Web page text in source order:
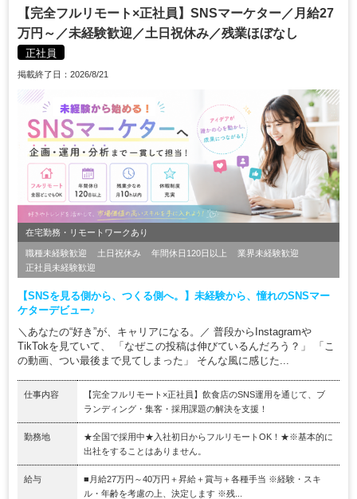
【完全フルリモート×正社員】SNSマーケター／月給27
万円～／未経験歓迎／土日祝休み／残業ほぼなし
正社員
掲載終了日：2026/8/21
在宅勤務・リモートワークあり
職種未経験歓迎 土日祝休み 年間休日120日以上
業界未経験歓迎
正社員未経験歓迎
【SNSを見る側から、つくる側へ。】未経験から、憧れのSNSマー
ケターデビュー♪
＼あなたの“好き”が、キャリアになる。／ 普段からInstagramや
TikTokを見ていて、 「なぜこの投稿は伸びているんだろう？」 「こ
の動画、つい最後まで見てしまった」 そんな風に感じた...
仕事内容
【完全フルリモート×正社員】飲食店のSNS運用を通じて、ブ
ランディング・集客・採用課題の解決を支援！
勤務地
★全国で採用中★入社初日からフルリモートOK！★※基本的に
出社をすることはありません。
給与
■月給27万円～40万円＋昇給＋賞与＋各種手当 ※経験・スキ
ル・年齢を考慮の上、決定します ※残...